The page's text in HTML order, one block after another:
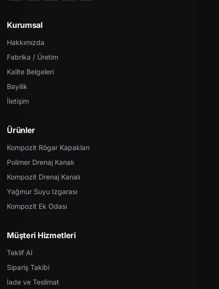
Kurumsal
Hakkımızda
Fabrika / Üretim
Kalite Belgeleri
Bayilik
İletişim
Ürünler
Kompozit Rögar Kapakları
Polimer Drenaj Kanalı
Kompozit Drenaj Kanalı
Yağmur Suyu Izgarası
Kompozit Ek Odası
Müşteri Hizmetleri
Teklif Al
Sipariş Takibi
İade ve Teslimat